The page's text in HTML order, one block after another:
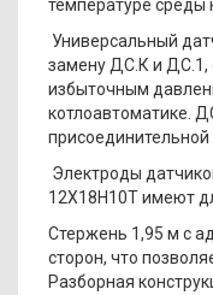
температуре среды
Универсальный
замену ДС.К и ДС.1,
избыточным
котлоавтоматике.
Электроды
12Х18Н10Т имеют
Стержень 1,95 м с
сторон, что
Разборная